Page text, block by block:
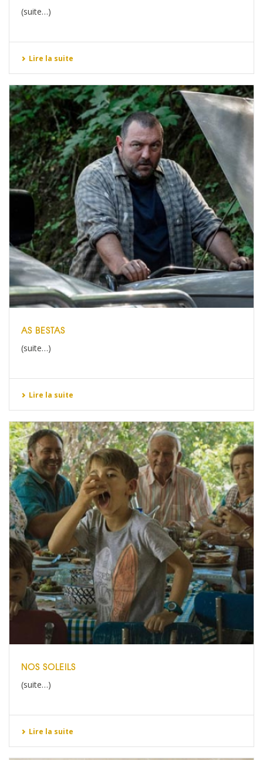
(suite…)
Lire la suite
AS BESTAS
(suite…)
Lire la suite
NOS SOLEILS
(suite…)
Lire la suite